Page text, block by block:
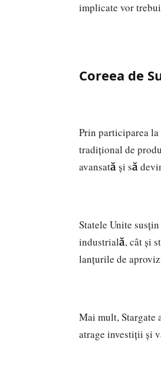
implicate vor
Coreea de
Prin participarea
tradițional de
avansată și să
Statele Unite
industrială, cât și
lanțurile de
Mai mult, Stargate
atrage investiții și